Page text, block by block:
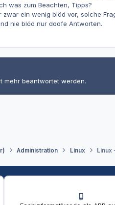
was zum Beachten, Tipps?
zwar ein wenig blöd vor, solche
nie blöd nur doofe Antworten.
mehr beantwortet werden.
Administration Linux Linux